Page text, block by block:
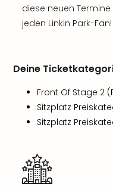
diese neuen
jeden Linkin Park-Fan!
Deine
Front Of Stage 2
Sitzplatz
Sitzplatz